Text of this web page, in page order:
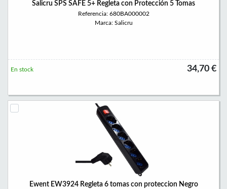
Salicru SPS SAFE 5+ Regleta con Protección 5 Tomas
Referencia: 680BA000002
Marca: Salicru
34,70 €
En stock
Ewent EW3924 Regleta 6 tomas con proteccion Negro